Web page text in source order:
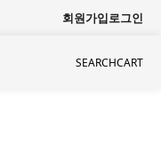
회원가입로그인
SEARCHCART